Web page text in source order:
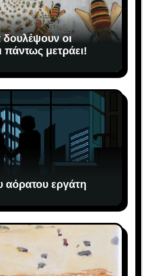
οι
πάντως μετράει!
εργάτη